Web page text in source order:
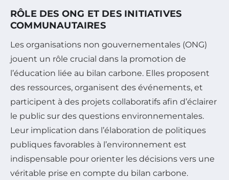
RÔLE DES ONG ET DES INITIATIVES
COMMUNAUTAIRES
Les organisations non gouvernementales (ONG)
jouent un rôle crucial dans la promotion de
l’éducation liée au bilan carbone. Elles proposent
des ressources, organisent des événements, et
participent à des projets collaboratifs afin d’éclairer
le public sur des questions environnementales.
Leur implication dans l’élaboration de politiques
publiques favorables à l’environnement est
indispensable pour orienter les décisions vers une
véritable prise en compte du bilan carbone.